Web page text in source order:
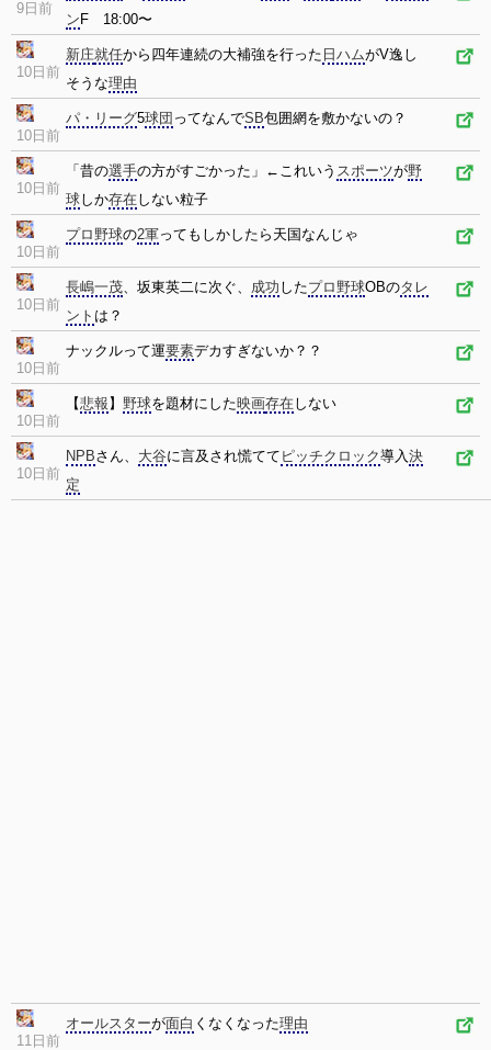
9日前
ン F 18:00〜
10日前
新庄就任から四年連続の大補強を行った 日ハムがV逸し
そうな理由
10日前
パ・リーグ5球団 ってなんでSB包囲網を敷かないの？
10日前
「昔の選手の方がすごかった」←これいう スポーツが野
球しか存在しない粒子
10日前
プロ野球の2軍ってもしかしたら天国なんじゃ
10日前
長嶋一茂、坂東英二に次ぐ、 成功 したプロ野球OBのタレ
ント は？
10日前
ナックルって運要素デカすぎないか？？
10日前
【悲報 】 野球を題材にした映画存在しない
10日前
NPBさん、 大谷に言及され慌てて ピッチクロック導入決
定
11日前
オールスターが面白 くなくなった理由